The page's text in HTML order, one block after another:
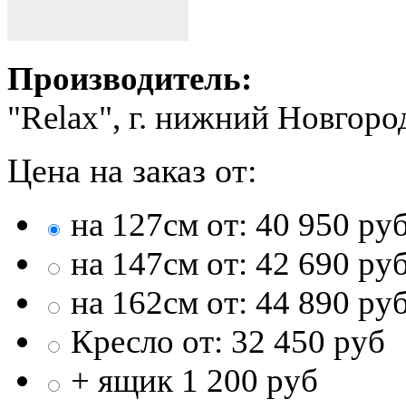
Производитель:
"Relax", г. нижний
Цена на заказ от:
на 127см от: 40 950
на 147см от: 42 690
на 162см от: 44 890
Кресло от: 32 450 руб
+ ящик 1 200 руб